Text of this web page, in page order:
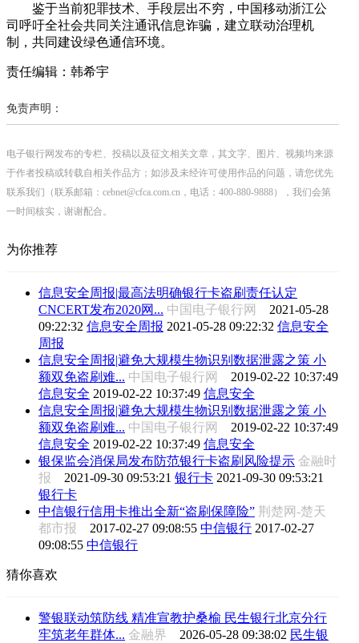
鉴于当前犯罪技术、手段层出不穷，中国移动浙江公
司呼吁全社会共同关注通讯信息诈骗，建立联动治理机
制，共同建设绿色通信环境。
责任编辑：韩希宇
免责声明：
电子银行网发布的专栏、投稿以及征文相关文章，其文字、图片、视频均来源
于作者投稿或转载自相关作品方；如涉及未经许可使用作品的问题，请您优先
联系我们（联系邮箱：cebnet@cfca.com.cn，电话：400-880-9888），我们会第
一时间核实，谢谢配合。
为你推荐
信息安全周报|最高法明确银行卡盗刷责任认定
CNCERT发布2020网... 中国电子银行网 2021-05-28
09:22:32 信息安全周报 2021-05-28 09:22:32 信息安全
周报
信息安全周报|避免大规模生物识别数据泄露之策 小
额双免盗刷难... 中国电子银行网 2019-02-22 10:37:49
信息安全 2019-02-22 10:37:49 信息安全
信息安全周报|避免大规模生物识别数据泄露之策 小
额双免盗刷难... 中国电子银行网 2019-02-22 10:37:49
信息安全 2019-02-22 10:37:49 信息安全
银保监会消保局发布防范银行卡盗刷风险提示 金融时
报 2021-09-30 09:53:21 银行卡 2021-09-30 09:53:21
银行卡
中信银行信用卡推出全新“盗刷保障险” 荆楚网-楚天
都市报 2017-02-27 09:08:55 中信银行 2017-02-27
09:08:55 中信银行
猜你喜欢
警银联动筑防线 精准宣教护桑榆 民生银行北京分行
牢筑老年群体... 金融界 2026-05-28 09:38:02 民生银